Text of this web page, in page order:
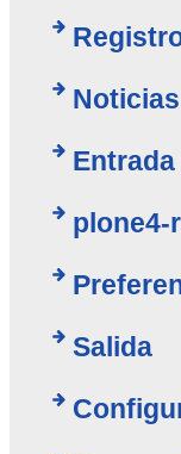
Noticias
Entrada
plone4-
Salida